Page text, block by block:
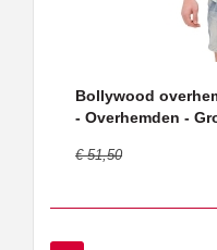
Bollywood
- Overhemden -
€ 51,50